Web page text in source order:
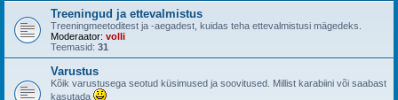
Treeningud ja ettevalmistus
Treeningmeetoditest ja -aegadest, kuidas teha ettevalmistusi mägedeks.
Moderaator: volli
Teemasid: 31
Varustus
Kõik varustusega seotud küsimused ja soovitused. Millist karabiini või saabast
kasutada